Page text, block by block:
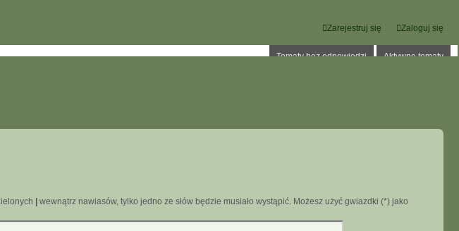
Zaloguj się
Zarejestruj się
Tematy bez odpowiedzi Aktywne tematy
wewnątrz nawiasów, tylko jedno ze słów będzie musiało wystąpić. Możesz użyć gwiazdki (*) jako